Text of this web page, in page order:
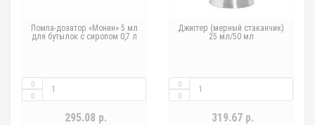
Помпа-дозатор «Монин» 5 мл
для бутылок с сиропом 0,7 л
295.08 р.
Джиггер (мерный стаканчик)
25 мл/50 мл
319.67 р.